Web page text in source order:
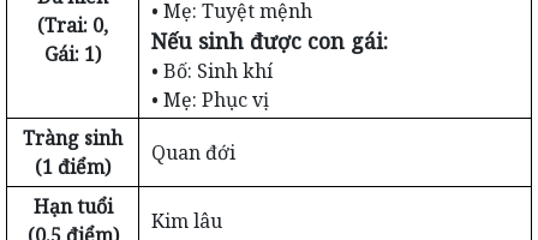
(Trai: 0,
Gái: 1)
• Mẹ: Tuyệt mệnh
Nếu sinh được con gái:
• Bố: Sinh khí
• Mẹ: Phục vị
Tràng sinh
(1 điểm)
Quan đới
Hạn tuổi
Kim lâu